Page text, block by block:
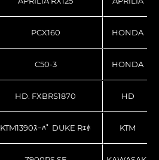
PCX160 HONDA
C50-3 HONDA
HD. FXBRS1870 HD
KTM1390ｽｰﾊﾟ DUKE Rｴﾎ KTM